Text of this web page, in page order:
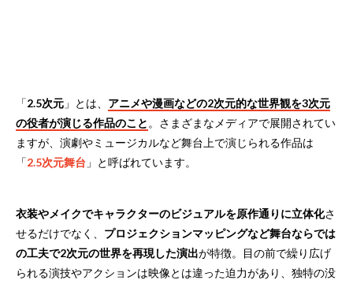
「2.5次元 」とは、 アニメや漫画などの2次元的な世界観を3次元
の役者が演じる作品のこと 。さまざまなメディアで展開されてい
ますが、演劇やミュージカルなど舞台上で演じられる作品は
「2.5次元舞台 」と呼ばれています。
衣装やメイクでキャラクターのビジュアルを原作通りに立体化さ
せるだけでなく、 プロジェクションマッピングなど舞台ならでは
の工夫で2次元の世界を再現した演出が特徴。目の前で繰り広げ
られる演技やアクションは映像とは違った迫力があり、独特の没